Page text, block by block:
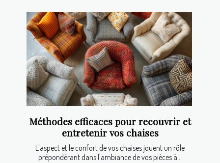
Méthodes efficaces pour recouvrir et
entretenir vos chaises
L'aspect et le confort de vos chaises jouent un rôle
prépondérant dans l'ambiance de vos pièces à...